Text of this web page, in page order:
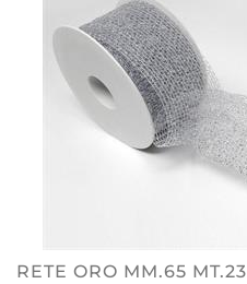
RETE ORO MM.65 MT.23